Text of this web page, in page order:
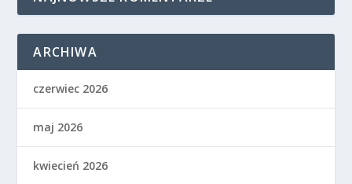
ARCHIWA
czerwiec 2026
maj 2026
kwiecień 2026